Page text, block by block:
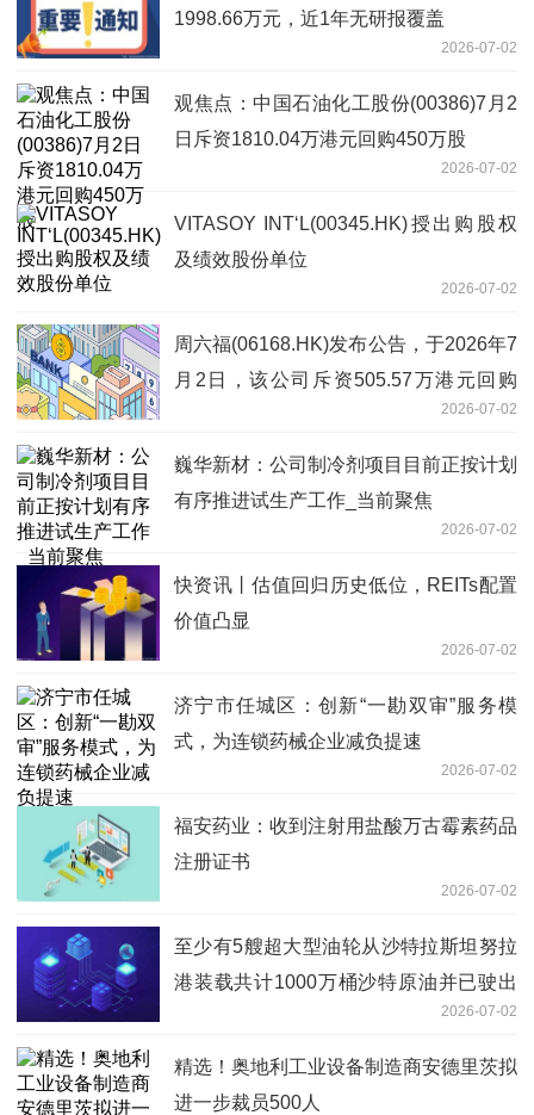
1998.66万元，近1年无研报覆盖
2026-07-02
观焦点：中国石油化工股份(00386)7月2
日斥资1810.04万港元回购450万股
2026-07-02
VITASOY INT‘L(00345.HK)授出购股权
及绩效股份单位
2026-07-02
周六福(06168.HK)发布公告，于2026年7
月2日，该公司斥资505.57万港元回购
2026-07-02
巍华新材：公司制冷剂项目目前正按计划
有序推进试生产工作_当前聚焦
2026-07-02
快资讯丨估值回归历史低位，REITs配置
价值凸显
2026-07-02
济宁市任城区：创新“一勘双审”服务模
式，为连锁药械企业减负提速
2026-07-02
福安药业：收到注射用盐酸万古霉素药品
注册证书
2026-07-02
至少有5艘超大型油轮从沙特拉斯坦努拉
港装载共计1000万桶沙特原油并已驶出
2026-07-02
精选！奥地利工业设备制造商安德里茨拟
进一步裁员500人